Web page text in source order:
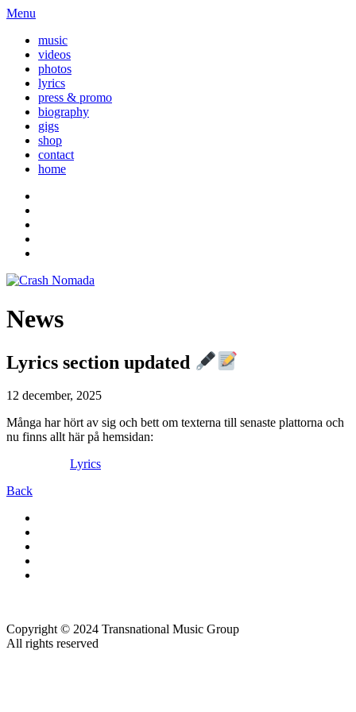
Menu
music
videos
photos
lyrics
press & promo
biography
gigs
shop
contact
home
News
Lyrics section updated
12 december, 2025
Många har hört av sig och bett om texterna till senaste plattorna och
nu finns allt här på hemsidan:
Lyrics
Back
Copyright © 2024 Transnational Music Group
All rights reserved